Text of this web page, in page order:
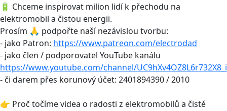
🔋 Chceme inspirovat milion lidí k přechodu na
elektromobil a čistou energii.
Prosím 🙏 podpořte naší nezávislou tvorbu:
- jako Patron: https://www.patreon.com/electrodad
- jako člen / podporovatel YouTube kanálu
https://www.youtube.com/channel/
- či darem přes korunový účet: 2401894390 / 2010
👉 Proč točíme videa o radosti z elektromobilů a čisté